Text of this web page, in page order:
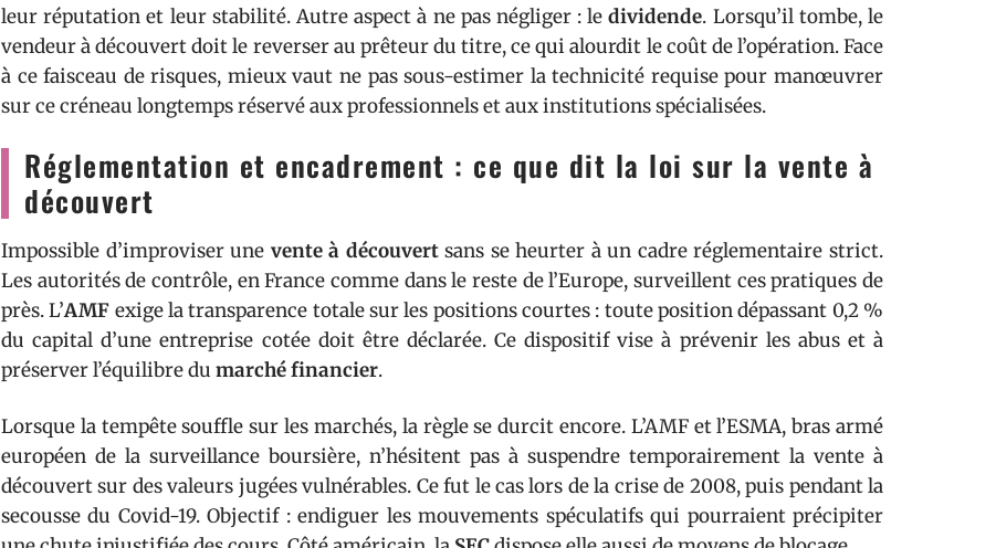
leur réputation et leur stabilité. Autre aspect à ne pas négliger : ledividende. Lorsqu’il tombe, le
vendeur à découvert doit le reverser au prêteur du titre, ce qui alourdit le coût de l’opération. Face
à ce faisceau de risques, mieux vaut ne pas sous-estimer la technicité requise pour manœuvrer
sur ce créneau longtemps réservé aux professionnels et aux institutions spécialisées.
Réglementation et encadrement : ce que dit la loi sur la vente à
découvert
Impossible d’improviser une vente à découvertsans se heurter à un cadre réglementaire strict.
Les autorités de contrôle, en France comme dans le reste de l’Europe, surveillent ces pratiques de
près. L’AMF exige la transparence totale sur les positions courtes : toute position dépassant 0,2 %
du capital d’une entreprise cotée doit être déclarée. Ce dispositif vise à prévenir les abus et à
préserver l’équilibre du marché financier.
Lorsque la tempête souffle sur les marchés, la règle se durcit encore. L’AMF et l’ESMA, bras armé
européen de la surveillance boursière, n’hésitent pas à suspendre temporairement la vente à
découvert sur des valeurs jugées vulnérables. Ce fut le cas lors de la crise de 2008, puis pendant la
secousse du Covid-19. Objectif : endiguer les mouvements spéculatifs qui pourraient précipiter